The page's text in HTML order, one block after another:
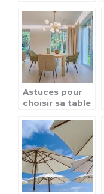
privés
Astuces pour
choisir sa table
un petit espace